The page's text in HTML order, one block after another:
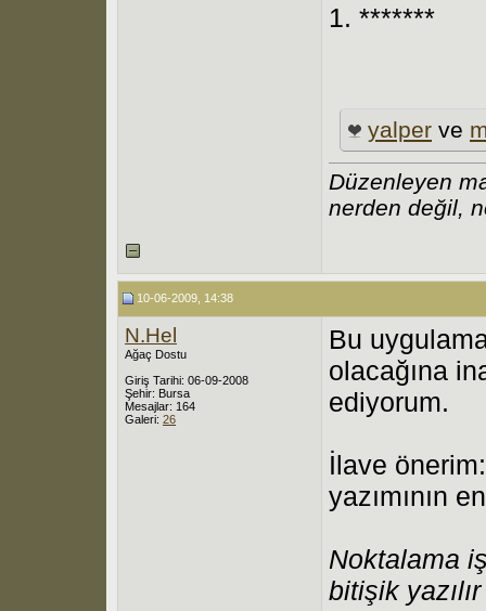
1. *******
yalper ve
Düzenleyen
nerden değil,
10-06-2009, 14:38
N.Hel
Ağaç Dostu
Giriş Tarihi: 06-09-2008
Şehir: Bursa
Mesajlar: 164
Galeri: 26
Bu
olacağına
ediyorum.
İlave
yazımının
Noktalama
bitişik